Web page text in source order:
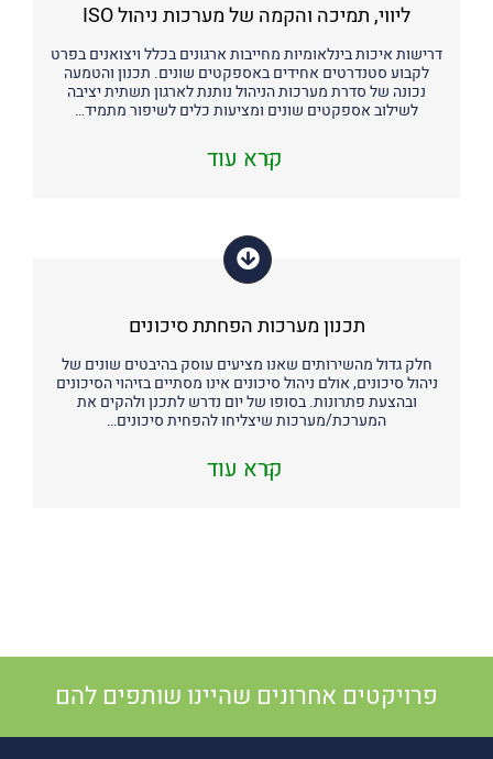
ליווי, תמיכה והקמה של מערכות ניהול ISO
דרישות איכות בינלאומיות מחייבות ארגונים בכלל ויצואנים בפרט
לקבוע סטנדרטים אחידים באספקטים שונים. תכנון והטמעה
נכונה של סדרת מערכות הניהול נותנת לארגון תשתית יציבה
לשילוב אספקטים שונים ומציעות כלים לשיפור מתמיד…
קרא עוד
תכנון מערכות הפחתת סיכונים
חלק גדול מהשירותים שאנו מציעים עוסק בהיבטים שונים של
ניהול סיכונים, אולם ניהול סיכונים אינו מסתיים בזיהוי הסיכונים
ובהצעת פתרונות. בסופו של יום נדרש לתכנן ולהקים את
המערכת/מערכות שיצליחו להפחית סיכונים…
קרא עוד
פרויקטים אחרונים שהיינו שותפים להם